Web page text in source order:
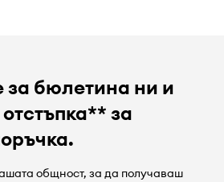
бюлетина ни и
отстъпка** за
общност, за да получаваш